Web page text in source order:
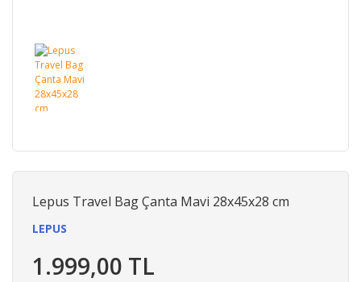
Lepus Travel Bag Çanta Mavi 28x45x28 cm
LEPUS
1.999,00 TL